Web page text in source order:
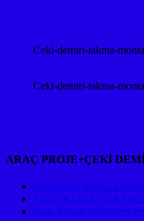
Ceki-demiri-takma-
Ceki-demiri-takma-
ARAÇ PROJE+ÇEKİ
volswagen ARAÇLARA
SUZUKI JLX ÇEKİ
suzu-d-max-kamyonet-